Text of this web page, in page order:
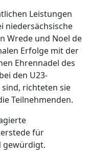
Leistungen
niedersächsische
Wrede und Noel de
Erfolge mit der
Ehrennadel des
den U23-
richteten sie
Teilnehmenden.
für
gewürdigt.